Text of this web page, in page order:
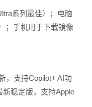
系列最佳）；电脑
；手机用于下载镜像
，支持Copilot+ AI功
新稳定版，支持Apple